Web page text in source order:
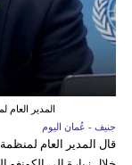
المدير
جنيف - عُمان اليوم
قال المدير العام